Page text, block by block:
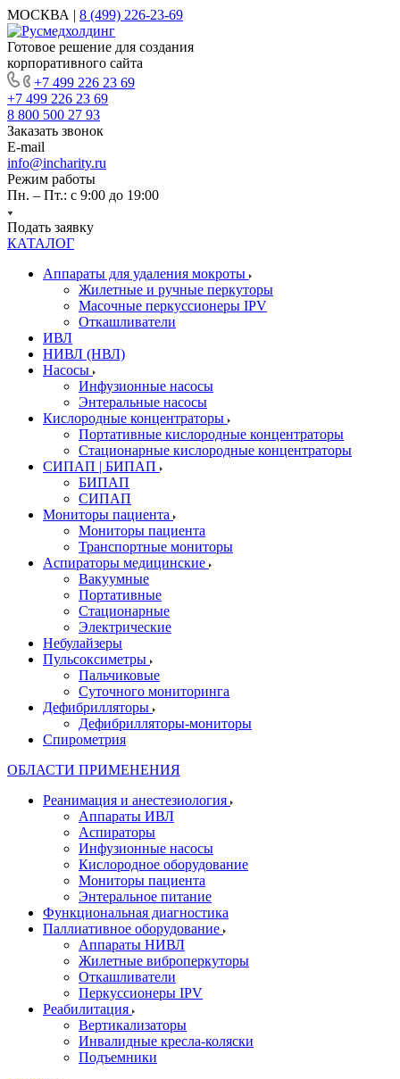
МОСКВА | 8 (499) 226-23-69
Готовое решение для создания
корпоративного сайта
+7 499 226 23 69
+7 499 226 23 69
8 800 500 27 93
Заказать звонок
E-mail
info@incharity.ru
Режим работы
Пн. – Пт.: с 9:00 до 19:00
Подать заявку
КАТАЛОГ
Аппараты для удаления мокроты
Жилетные и ручные перкуторы
Масочные перкуссионеры IPV
Откашливатели
ИВЛ
НИВЛ (НВЛ)
Насосы
Инфузионные насосы
Энтеральные насосы
Кислородные концентраторы
Портативные кислородные концентраторы
Стационарные кислородные концентраторы
СИПАП | БИПАП
БИПАП
СИПАП
Мониторы пациента
Мониторы пациента
Транспортные мониторы
Аспираторы медицинские
Вакуумные
Портативные
Стационарные
Электрические
Небулайзеры
Пульсоксиметры
Пальчиковые
Суточного мониторинга
Дефибрилляторы
Дефибрилляторы-мониторы
Спирометрия
ОБЛАСТИ ПРИМЕНЕНИЯ
Реанимация и анестезиология
Аппараты ИВЛ
Аспираторы
Инфузионные насосы
Кислородное оборудование
Мониторы пациента
Энтеральное питание
Функциональная диагностика
Паллиативное оборудование
Аппараты НИВЛ
Жилетные виброперкуторы
Откашливатели
Перкуссионеры IPV
Реабилитация
Вертикализаторы
Инвалидные кресла-коляски
Подъемники